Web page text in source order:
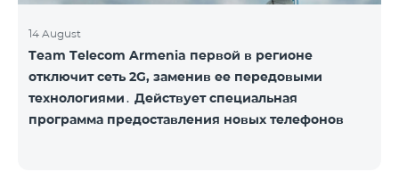
14 August
Team Telecom Armenia первой в регионе
отключит сеть 2G, заменив ее передовыми
технологиями․ Действует специальная
программа предоставления новых телефонов